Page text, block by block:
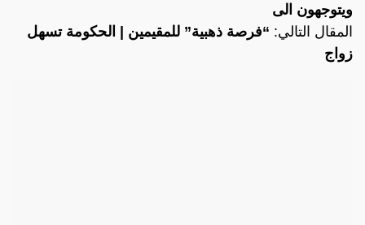
ويتوجهون الى
المقال التالي: “فرصة ذهبية” للمقيمين | الحكومة تسهل
زواج